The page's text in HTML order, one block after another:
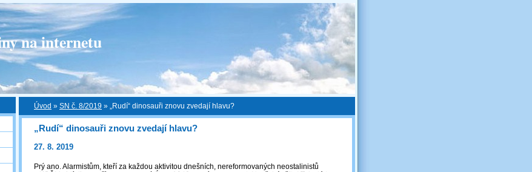
na internetu
Úvod » SN č. 8/2019 » „Rudí“ dinosauři znovu zvedají hlavu?
„Rudí“ dinosauři znovu zvedají hlavu?
27. 8. 2019
Prý ano. Alarmistům, kteří za každou aktivitou dnešních, nereformovaných neostalinistů